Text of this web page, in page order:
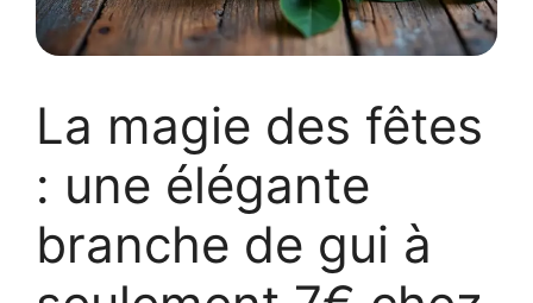
La magie des fêtes
: une élégante
branche de gui à